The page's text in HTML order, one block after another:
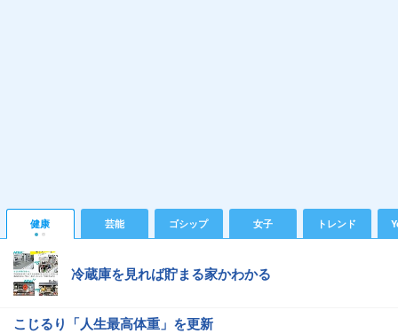
健康 芸能 ゴシップ 女子 トレンド
冷蔵庫を見れば貯まる家かわかる
こじるり「人生最高体重」を更新